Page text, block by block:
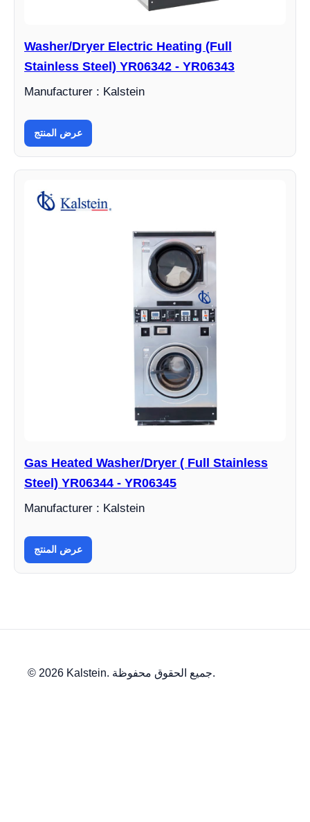
Washer/Dryer Electric Heating (Full
Stainless Steel) YR06342 - YR06343
Manufacturer : Kalstein
عرض المنتج
Gas Heated Washer/Dryer ( Full Stainless
Steel) YR06344 - YR06345
Manufacturer : Kalstein
عرض المنتج
© 2026 Kalstein. جميع الحقوق محفوظة.